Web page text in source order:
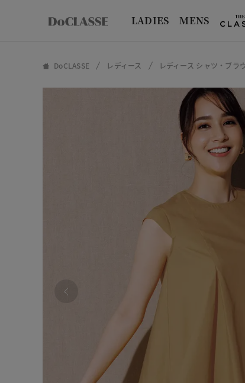
LADIES MENS
DoCLASSE レディース レディース シャツ・ブラ